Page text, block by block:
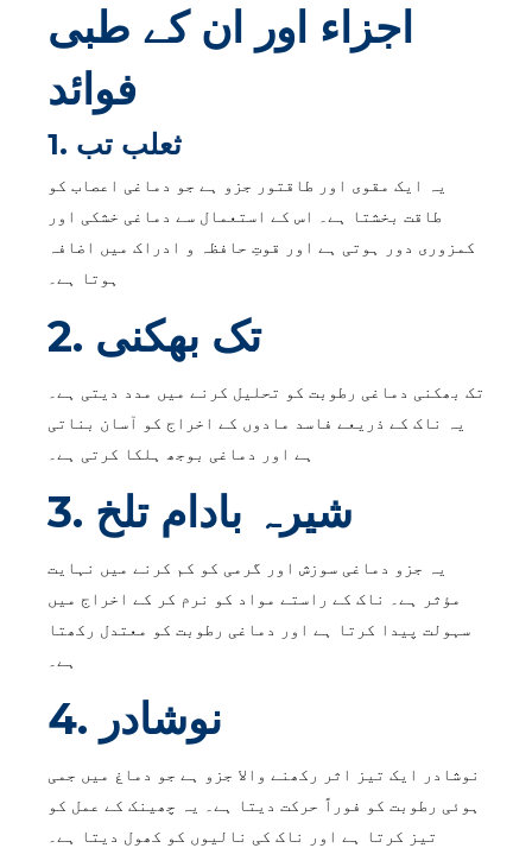
اجزاء اور ان کے طبی
فوائد
1. ثعلب تب
یہ ایک مقوی اور طاقتور جزو ہے جو دماغی اعصاب کو
طاقت بخشتا ہے۔ اس کے استعمال سے دماغی خشکی اور
کمزوری دور ہوتی ہے اور قوتِ حافظہ و ادراک میں اضافہ
ہوتا ہے۔
2. تک بھکنی
تک بھکنی دماغی رطوبت کو تحلیل کرنے میں مدد دیتی ہے۔
یہ ناک کے ذریعے فاسد مادوں کے اخراج کو آسان بناتی
ہے اور دماغی بوجھ ہلکا کرتی ہے۔
3. شیرہ بادام تلخ
یہ جزو دماغی سوزش اور گرمی کو کم کرنے میں نہایت
مؤثر ہے۔ ناک کے راستے مواد کو نرم کر کے اخراج میں
سہولت پیدا کرتا ہے اور دماغی رطوبت کو معتدل رکھتا
ہے۔
4. نوشادر
نوشادر ایک تیز اثر رکھنے والا جزو ہے جو دماغ میں جمی
ہوئی رطوبت کو فوراً حرکت دیتا ہے۔ یہ چھینک کے عمل کو
تیز کرتا ہے اور ناک کی نالیوں کو کھول دیتا ہے۔